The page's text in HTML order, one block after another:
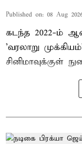
Published on: 08 Aug
கடந்த 2022-ம்
'வரலாறு
சினிமாவுக்குள்